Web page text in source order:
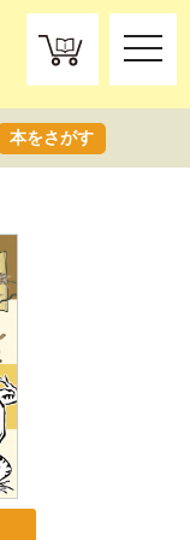
toggle
本をさがす